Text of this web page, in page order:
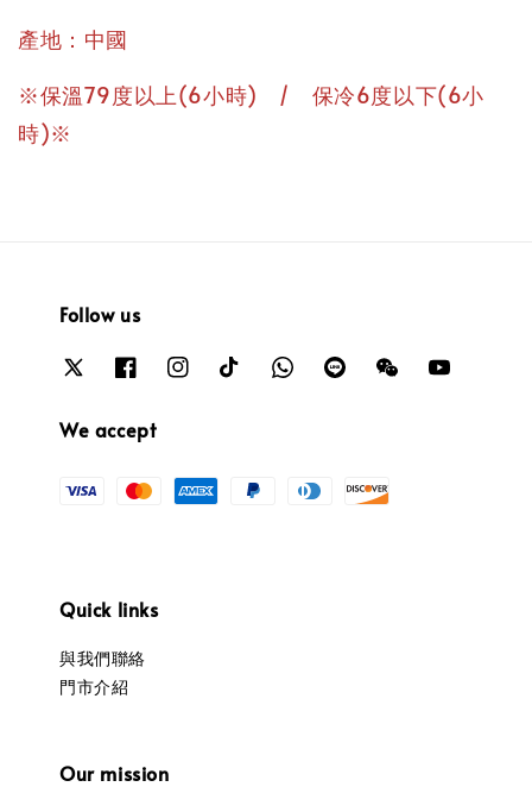
產地：中國
※保溫79度以上(6小時) / 保冷6度以下(6小
時)※
Follow us
We accept
Quick links
與我們聯絡
門市介紹
Our mission